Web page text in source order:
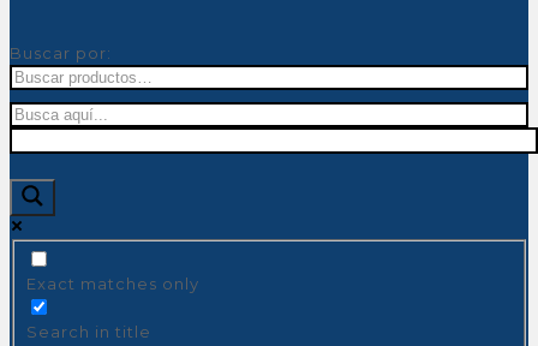
Buscar por:
Exact matches only
Search in title